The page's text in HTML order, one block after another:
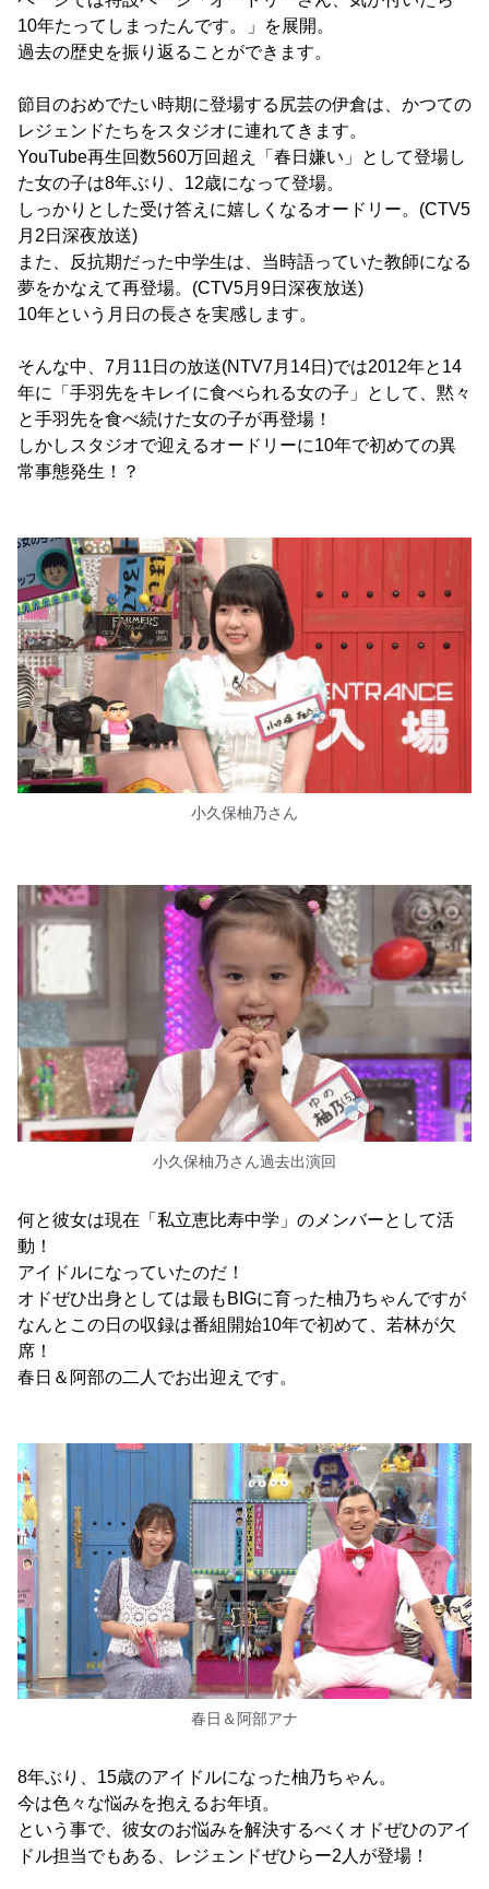
10年たってしまったんです。」を展開。
過去の歴史を振り返ることができます。
節目のおめでたい時期に登場する尻芸の伊倉は、かつての
レジェンドたちをスタジオに連れてきます。
YouTube再生回数560万回超え「春日嫌い」として登場し
た女の子は8年ぶり、12歳になって登場。
しっかりとした受け答えに嬉しくなるオードリー。(CTV5
月2日深夜放送)
また、反抗期だった中学生は、当時語っていた教師になる
夢をかなえて再登場。(CTV5月9日深夜放送)
10年という月日の長さを実感します。
そんな中、7月11日の放送(NTV7月14日)では2012年と14
年に「手羽先をキレイに食べられる女の子」として、黙々
と手羽先を食べ続けた女の子が再登場！
しかしスタジオで迎えるオードリーに10年で初めての異
常事態発生！？
小久保柚乃さん
小久保柚乃さん過去出演回
何と彼女は現在「私立恵比寿中学」のメンバーとして活
動！
アイドルになっていたのだ！
オドぜひ出身としては最もBIGに育った柚乃ちゃんですが
なんとこの日の収録は番組開始10年で初めて、若林が欠
席！
春日＆阿部の二人でお出迎えです。
春日＆阿部アナ
8年ぶり、15歳のアイドルになった柚乃ちゃん。
今は色々な悩みを抱えるお年頃。
という事で、彼女のお悩みを解決するべくオドぜひのアイ
ドル担当でもある、レジェンドぜひらー2人が登場！